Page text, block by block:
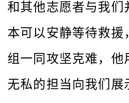
和其他志愿者与我们
本可以安静等待救援
组一同攻坚克难，他
无私的担当向我们展